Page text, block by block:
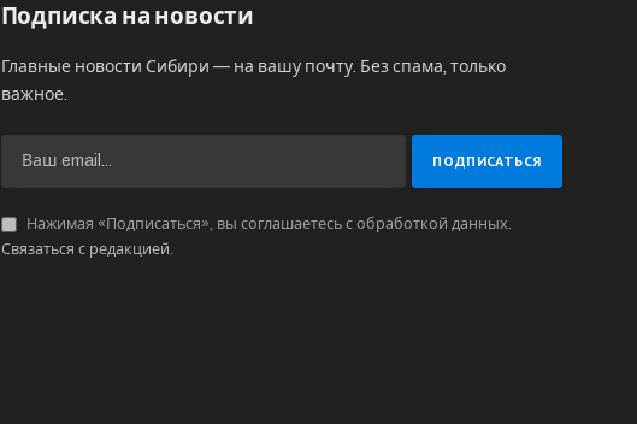
Подписка на новости
Главные новости Сибири — на вашу почту. Без спама, только
важное.
Нажимая «Подписаться», вы соглашаетесь с обработкой данных.
Связаться с редакцией